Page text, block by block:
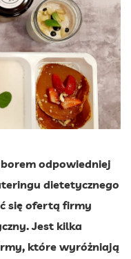
odpowiedniej
dietetycznego
się ofertą firmy
Jest kilka
które wyróżniają